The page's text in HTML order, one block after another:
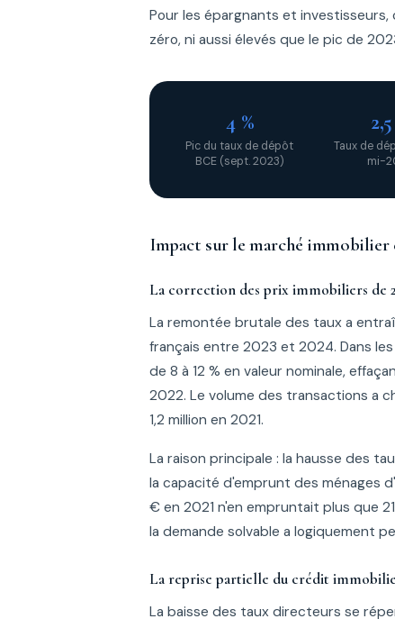
Pour les épargnants et
zéro, ni aussi élevés que le pic de
4 %
Pic du taux de dépôt
BCE (sept. 2023)
Taux de
mi-
Impact sur le marché immobilier
La correction des prix immobiliers de
La remontée brutale des taux a
français entre 2023 et 2024. Dans
de 8 à 12 % en valeur nominale,
2022. Le volume des transactions a
1,2 million en 2021.
La raison principale : la hausse des
la capacité d'emprunt des ménages
€ en 2021 n'en empruntait plus que
la demande solvable a logiquement
La reprise partielle du crédit
La baisse des taux directeurs se